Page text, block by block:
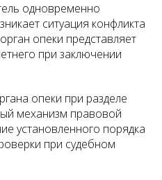
одновременно
ситуация конфликта
опеки представляет
при заключении
опеки при разделе
механизм правовой
установленного порядка
при судебном